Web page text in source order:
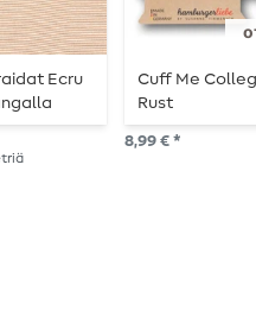
Ecru
Cuff Me
Rust
8,99 € *